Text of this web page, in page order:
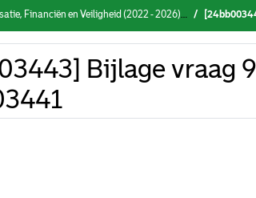
en Veiligheid (2022 - 2026) (woensdag 5 juni 2024)
Bijlage vraag